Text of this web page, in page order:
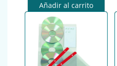
Añadir al carrito